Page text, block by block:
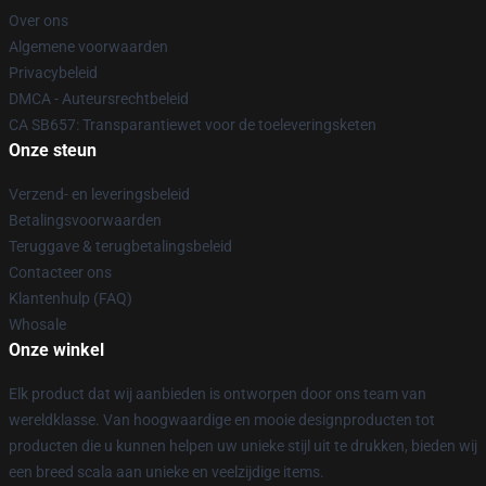
Over ons
Algemene voorwaarden
Privacybeleid
DMCA - Auteursrechtbeleid
CA SB657: Transparantiewet voor de toeleveringsketen
Onze steun
Verzend- en leveringsbeleid
Betalingsvoorwaarden
Teruggave & terugbetalingsbeleid
Contacteer ons
Klantenhulp (FAQ)
Whosale
Onze winkel
Elk product dat wij aanbieden is ontworpen door ons team van
wereldklasse. Van hoogwaardige en mooie designproducten tot
producten die u kunnen helpen uw unieke stijl uit te drukken, bieden wij
een breed scala aan unieke en veelzijdige items.